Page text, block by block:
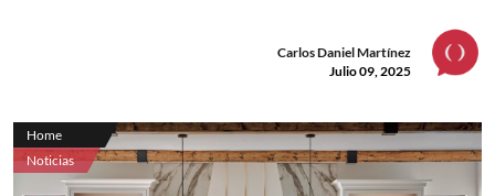
Carlos Daniel Martínez
Julio 09, 2025
Home
Noticias